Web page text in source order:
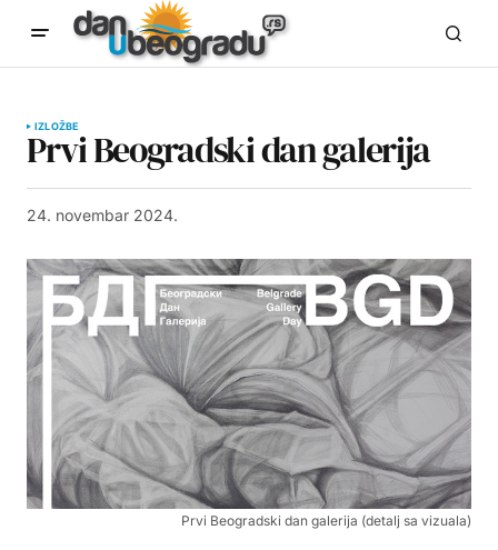
IZLOŽBE
Prvi Beogradski dan galerija
24. novembar 2024.
Prvi Beogradski dan galerija (detalj sa vizuala)